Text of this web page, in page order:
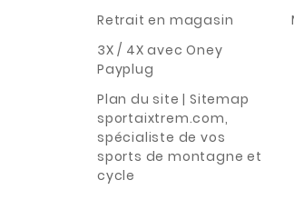
Retrait en magasin
3X / 4X avec Oney
Payplug
Plan du site | Sitemap
sportaixtrem.com,
spécialiste de vos
sports de montagne et
cycle